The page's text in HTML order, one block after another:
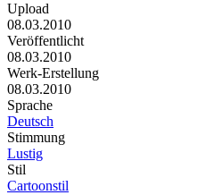
Upload
08.03.2010
Veröffentlicht
08.03.2010
Werk-Erstellung
08.03.2010
Sprache
Deutsch
Stimmung
Lustig
Stil
Cartoonstil